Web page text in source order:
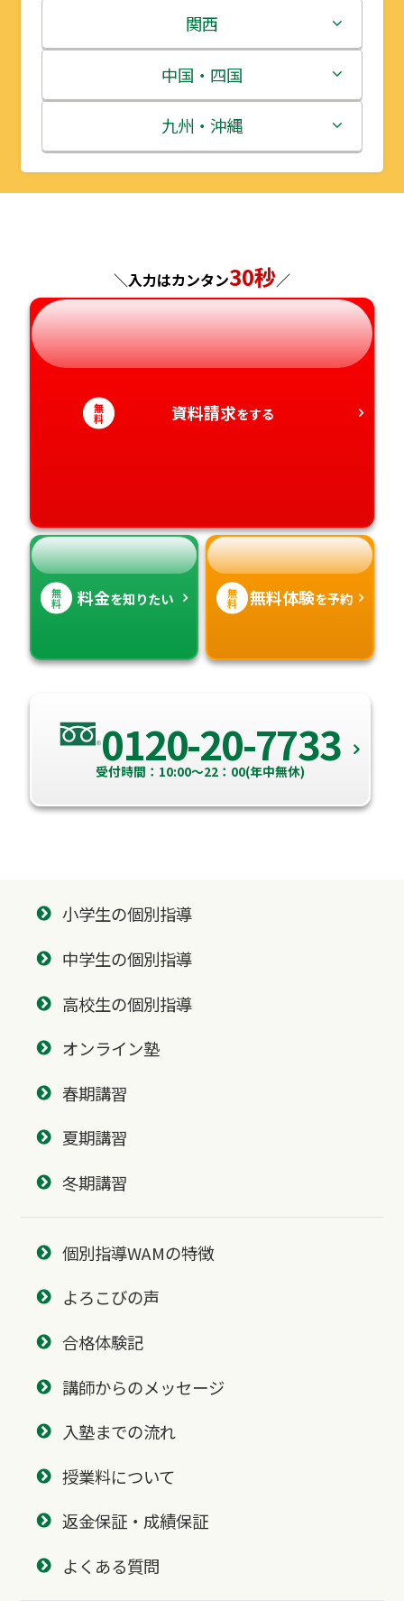
岩手県
宮城県
秋田県
山形県
栃木県
群馬県
埼玉県
千葉県
神奈川県
新潟県
富山県
石川県
福井県
長野県
岐阜県
静岡県
愛知県
関西
三重県
滋賀県
京都府
兵庫県
奈良県
和歌山県
中国・四国
鳥取県
島根県
広島県
山口県
徳島県
香川県
高知県
九州・沖縄
福岡県
長崎県
熊本県
大分県
宮崎県
沖縄県
＼入力はカンタン30秒／
無
料 資料請求をする
無
料 料金を知りたい 無
料 無料体験を予約
0120-20-7733
受付時間：10:00～22：00(年中無休)
小学生の個別指導
中学生の個別指導
高校生の個別指導
オンライン塾
春期講習
夏期講習
冬期講習
個別指導WAMの特徴
よろこびの声
合格体験記
講師からのメッセージ
入塾までの流れ
授業料について
返金保証・成績保証
よくある質問